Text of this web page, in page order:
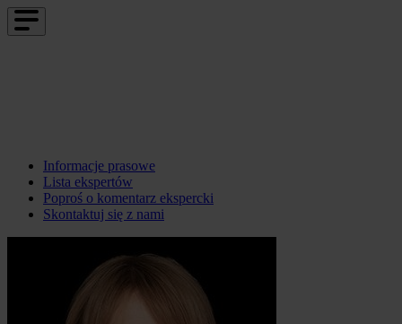
Informacje prasowe
Lista ekspertów
Poproś o komentarz ekspercki
Skontaktuj się z nami